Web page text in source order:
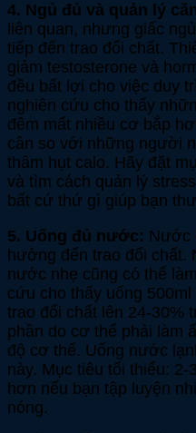
4. Ngủ đủ và quản lý
liên quan, nhưng giấc
tiếp đến trao đổi chất.
giảm testosterone và
đều bất lợi cho việc duy
nghiên cứu cho thấy
đêm mất nhiều cơ bắp
cân so với những người
thâm hụt calo. Hãy đặt
và tìm cách quản lý
bất cứ thứ gì giúp bạn
5. Uống đủ nước: Nước
hưởng đến trao đổi chất.
nước nhẹ cũng có thể
cứu cho thấy uống
trao đổi chất lên 24-30%
phần do cơ thể phải làm
độ cơ thể. Uống nước
này. Mục tiêu tối thiểu:
hơn nếu bạn tập luyện
nóng.